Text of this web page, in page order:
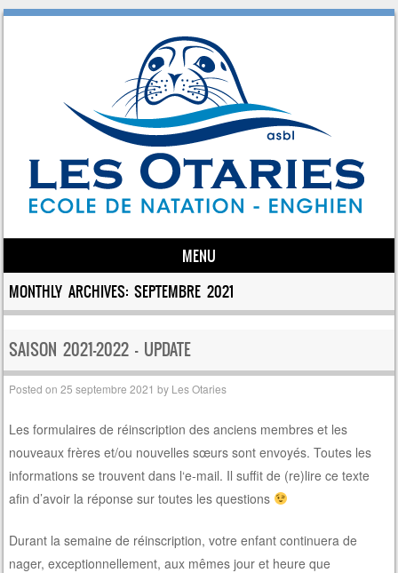
MENU
Skip to content
MONTHLY ARCHIVES:SEPTEMBRE 2021
SAISON 2021-2022 – UPDATE
Posted on25 septembre 2021 by Les Otaries
Les formulaires de réinscription des anciens membres et les
nouveaux frères et/ou nouvelles sœurs sont envoyés. Toutes les
informations se trouvent dans l‘e-mail. Il suffit de (re)lire ce texte
afin d’avoir la réponse sur toutes les questions
Durant la semaine de réinscription, votre enfant continuera de
nager, exceptionnellement, aux mêmes jour et heure que